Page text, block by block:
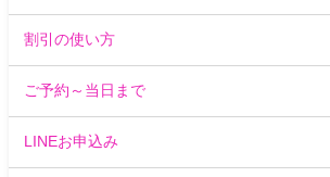
割引の使い方
ご予約～当日まで
LINEお申込み